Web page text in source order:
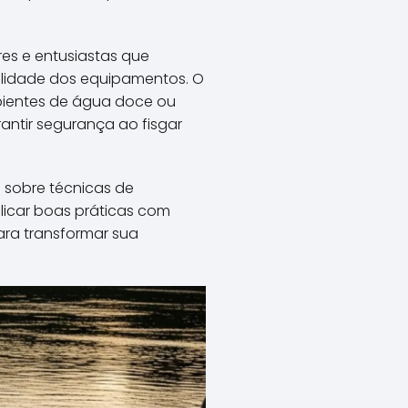
e entusiastas que
dos equipamentos. O
de água doce ou
segurança ao fisgar
técnicas de
boas práticas com
transformar sua